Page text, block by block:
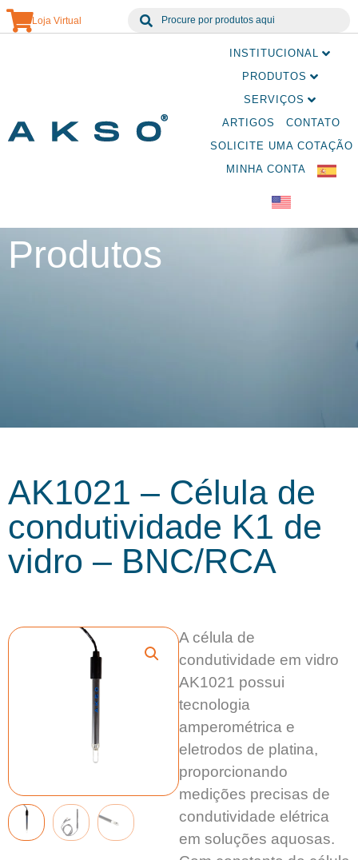
Loja Virtual
INSTITUCIONAL
PRODUTOS
SERVIÇOS
ARTIGOS
CONTATO
SOLICITE UMA COTAÇÃO
MINHA CONTA
Produtos
AK1021 – Célula de
condutividade K1 de
vidro – BNC/RCA
A célula de
condutividade em vidro
AK1021 possui
tecnologia
amperométrica e
eletrodos de platina,
proporcionando
medições precisas de
condutividade elétrica
em soluções aquosas.